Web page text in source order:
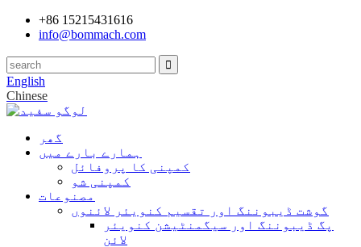
+86 15215431616
info@bommach.com
English
Chinese
گھر
ہمارے بارے میں
کمپنی کا پروفائل
کمپنی شو
مصنوعات
گوشت ڈیبوننگ اور تقسیم کنویئر لائنوں
پگ ڈیبوننگ اور سیگمنٹیشن کنویئر
لائن